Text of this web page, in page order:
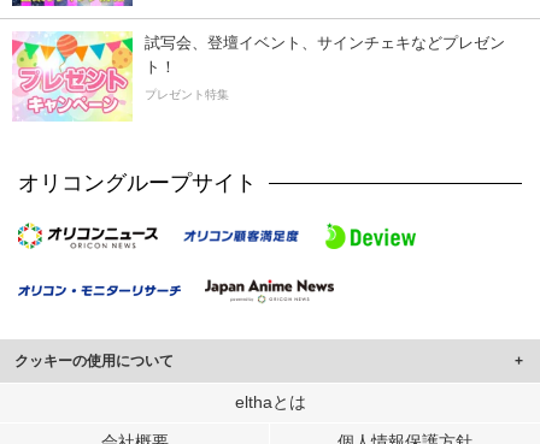
試写会、登壇イベント、サインチェキなどプレゼン
ト！
プレゼント特集
オリコングループサイト
クッキーの使用について
このサイトでは Cookie を使用して、ユーザーに合わせたコンテンツや広告の
elthaとは